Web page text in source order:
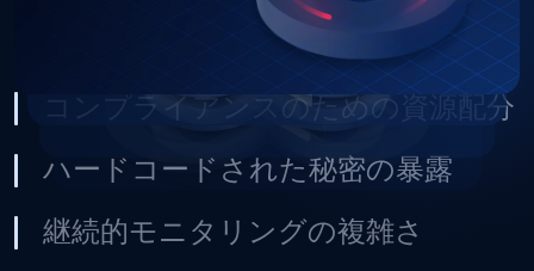
脆弱なソースコードとコンテナ
コンプライアンスのための資源配分
ハードコードされた秘密の暴露
継続的モニタリングの複雑さ